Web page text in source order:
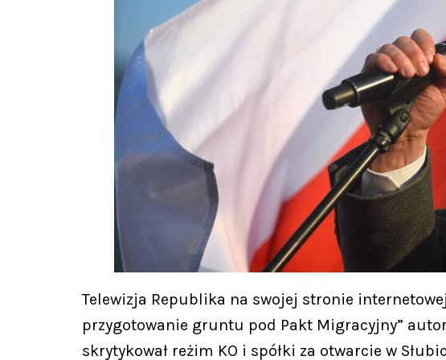
Telewizja Republika na swojej stronie
przygotowanie gruntu pod Pakt Migracyjny”
skrytykował reżim KO i spółki za otwarcie w